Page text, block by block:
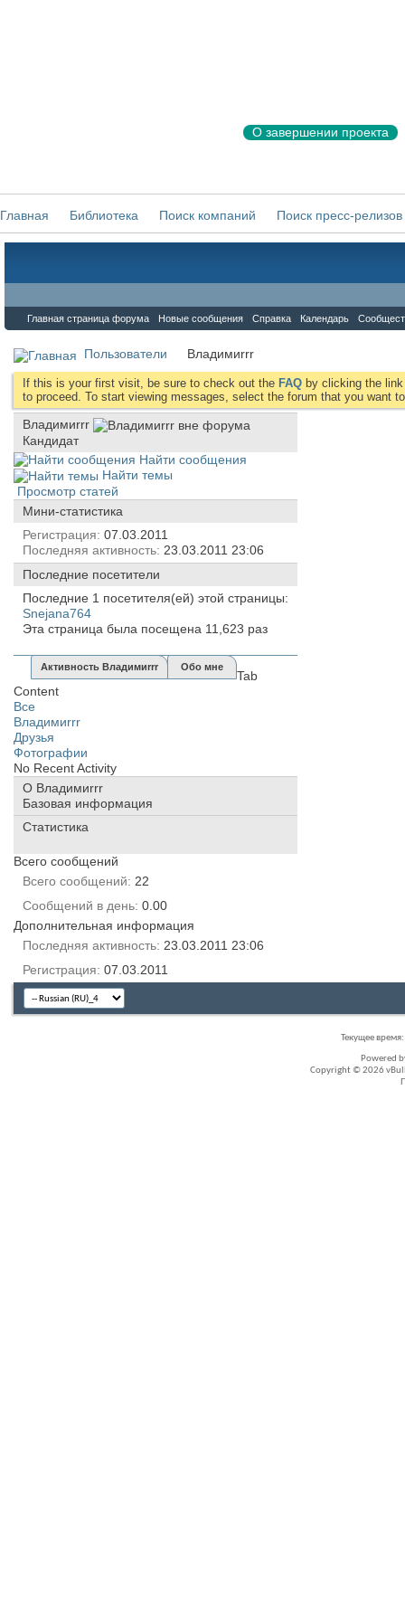
О завершении проекта
Главная Библиотека Поиск компаний Поиск пресс-релизов
Главная страница форума Новые сообщения Справка Календарь
Пользователи Владимиrrr
If this is your first visit, be sure to check out the FAQ by clicking the
to proceed. To start viewing messages, select the forum that you want
Владимиrrr
Кандидат
Найти сообщения
Найти темы
Просмотр статей
Мини-статистика
Регистрация 07.03.2011
Последняя активность 23.03.2011 23:06
Последние посетители
Последние 1 посетителя(ей) этой страницы:
Snejana764
Эта страница была посещена 11,623 раз
Активность Владимиrrr Обо мне
Tab
Content
Все
Владимиrrr
Друзья
Фотографии
No Recent Activity
О Владимиrrr
Базовая информация
Статистика
Всего сообщений
Всего сообщений
22
Сообщений в день 0.00
Дополнительная информация
Последняя активность 23.03.2011 23:06
Регистрация 07.03.2011
Текущее время:
Powered
Copyright © 2026